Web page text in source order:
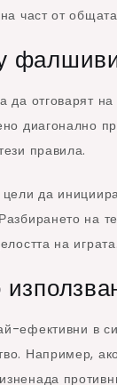
част от
да отговарят
диагонално
правила.
цели да
на
на играта.
ефективни в
Например,